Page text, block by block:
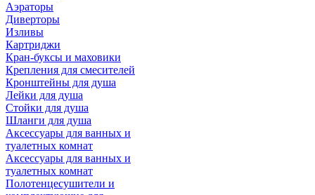
Аэраторы
Диверторы
Изливы
Картриджи
Кран-буксы и маховики
Крепления для смесителей
Кронштейны для душа
Лейки для душа
Стойки для душа
Шланги для душа
Аксессуары для ванных и
туалетных комнат
Аксессуары для ванных и
туалетных комнат
Полотенцесушители и